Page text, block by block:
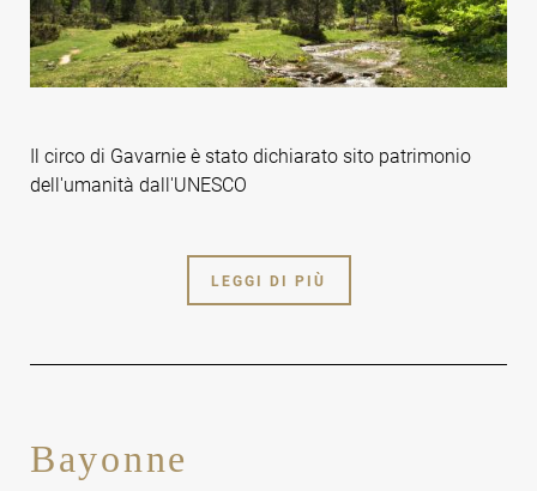
Il circo di Gavarnie è stato dichiarato sito patrimonio
dell'umanità dall'UNESCO
LEGGI DI PIÙ
Bayonne